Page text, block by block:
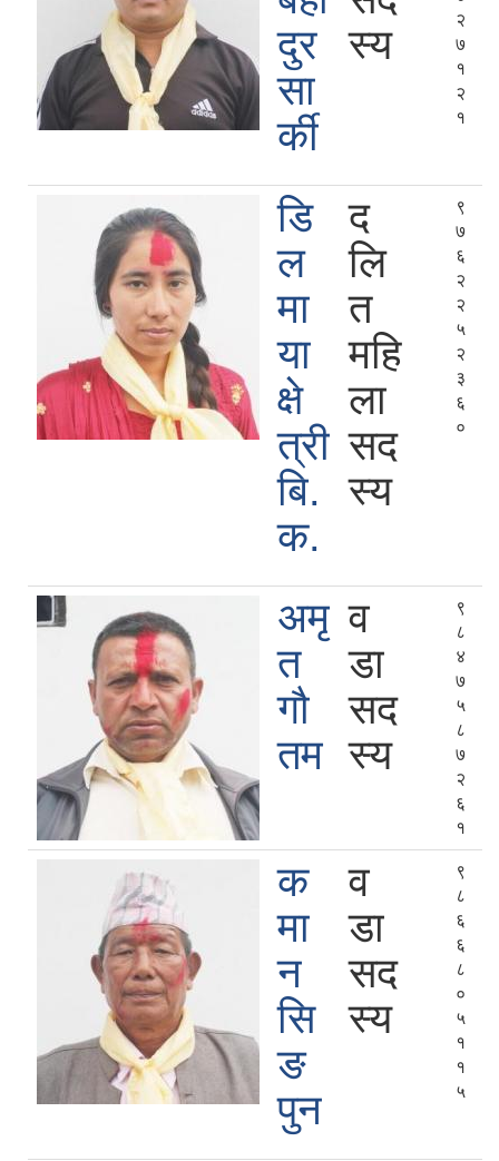
दुर
सा
र्की
स्य
२
७
१
२
१
डि
ल
मा
या
क्षे
त्री
बि.
क.
द
लि
त
महि
ला
सद
स्य
९
७
६
२
२
५
२
३
६
०
अमृ
त
गौ
तम
व
डा
सद
स्य
९
८
४
७
५
८
७
२
६
१
क
मा
न
सि
ङ
पुन
व
डा
सद
स्य
९
८
६
६
८
०
५
१
१
५